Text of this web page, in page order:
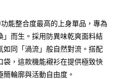
永豐商業銀行
中國信託商業銀行
能整合度最高的上身單品，專為
」而生。採用防異味乾爽面料結
同「渦流」般自然對流。搭配
，這款機能襯衫在提供極致快
輪廓與活動自由度。